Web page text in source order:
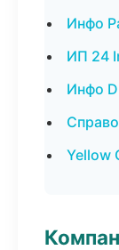
Инфо
ИП 24
Инфо
Yellow